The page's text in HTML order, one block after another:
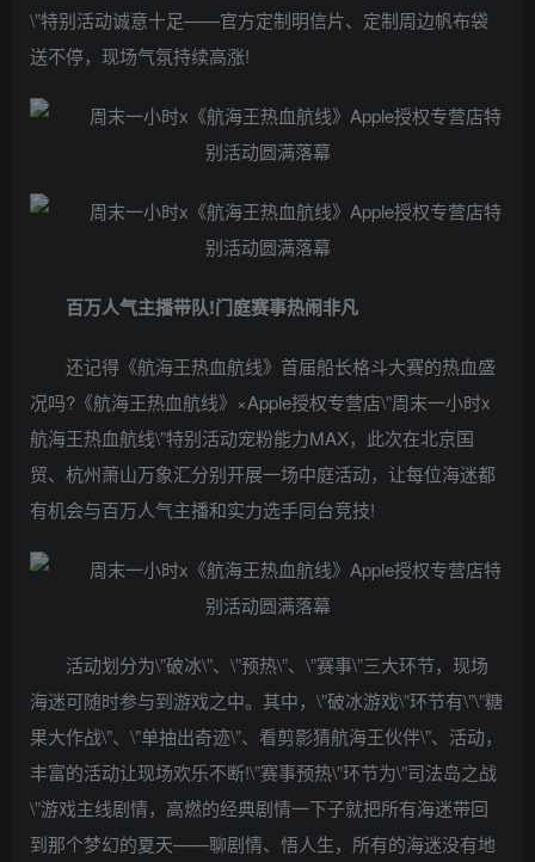
\”特别活动诚意十足——官方定制明信片、定制周边帆布袋
送不停，现场气氛持续高涨!
百万人气主播带队!门庭赛事热闹非凡
还记得《航海王热血航线》首届船长格斗大赛的热血盛
况吗?《航海王热血航线》×Apple授权专营店\”周末一小时x
航海王热血航线\”特别活动宠粉能力MAX，此次在北京国
贸、杭州萧山万象汇分别开展一场中庭活动，让每位海迷都
有机会与百万人气主播和实力选手同台竞技!
活动划分为\”破冰\”、\”预热\”、\”赛事\”三大环节，现场
海迷可随时参与到游戏之中。其中，\”破冰游戏\”环节有\”\”糖
果大作战\”、\”单抽出奇迹\”、看剪影猜航海王伙伴\”、活动，
丰富的活动让现场欢乐不断!\”赛事预热\”环节为\”司法岛之战
\”游戏主线剧情，高燃的经典剧情一下子就把所有海迷带回
到那个梦幻的夏天——聊剧情、悟人生，所有的海迷没有地